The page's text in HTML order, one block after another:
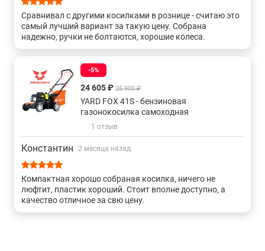
Сравнивал с другими косилками в рознице - считаю это
самый лучший вариант за такую цену. Собрана
надежно, ручки не болтаются, хорошие колеса.
-5%
24 605 ₽ 25 900 ₽
YARD FOX 41S - бензиновая
газонокосилка самоходная
1 отзыв
Константин 2 месяца назад
Компактная хорошо собраная косилка, ничего не
люфтит, пластик хороший. Стоит вполне доступно, а
качество отличное за свю цену.